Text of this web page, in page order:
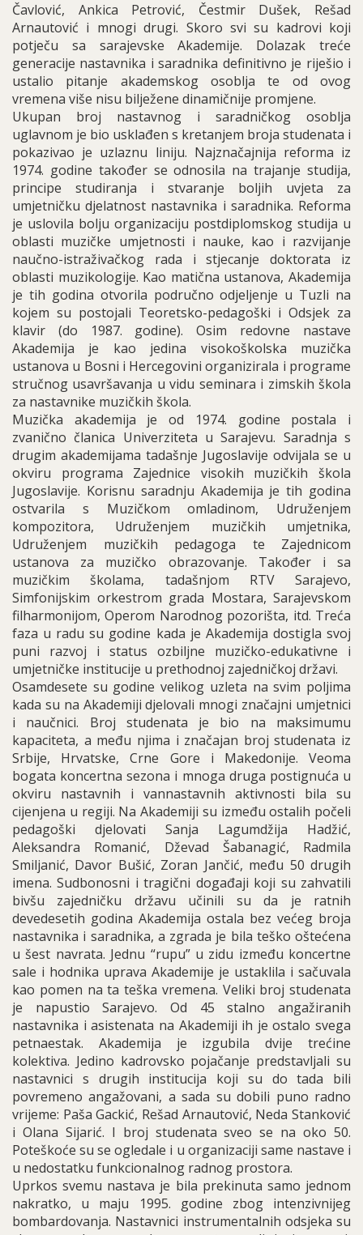
Čavlović, Ankica Petrović, Čestmir Dušek, Rešad
Arnautović i mnogi drugi. Skoro svi su kadrovi koji
potječu sa sarajevske Akademije. Dolazak treće
generacije nastavnika i saradnika definitivno je riješio i
ustalio pitanje akademskog osoblja te od ovog
vremena više nisu bilježene dinamičnije promjene.
Ukupan broj nastavnog i saradničkog osoblja
uglavnom je bio usklađen s kretanjem broja studenata i
pokazivao je uzlaznu liniju. Najznačajnija reforma iz
1974. godine također se odnosila na trajanje studija,
principe studiranja i stvaranje boljih uvjeta za
umjetničku djelatnost nastavnika i saradnika. Reforma
je uslovila bolju organizaciju postdiplomskog studija u
oblasti muzičke umjetnosti i nauke, kao i razvijanje
naučno-istraživačkog rada i stjecanje doktorata iz
oblasti muzikologije. Kao matična ustanova, Akademija
je tih godina otvorila područno odjeljenje u Tuzli na
kojem su postojali Teoretsko-pedagoški i Odsjek za
klavir (do 1987. godine). Osim redovne nastave
Akademija je kao jedina visokoškolska muzička
ustanova u Bosni i Hercegovini organizirala i programe
stručnog usavršavanja u vidu seminara i zimskih škola
za nastavnike muzičkih škola.
Muzička akademija je od 1974. godine postala i
zvanično članica Univerziteta u Sarajevu. Saradnja s
drugim akademijama tadašnje Jugoslavije odvijala se u
okviru programa Zajednice visokih muzičkih škola
Jugoslavije. Korisnu saradnju Akademija je tih godina
ostvarila s Muzičkom omladinom, Udruženjem
kompozitora, Udruženjem muzičkih umjetnika,
Udruženjem muzičkih pedagoga te Zajednicom
ustanova za muzičko obrazovanje. Također i sa
muzičkim školama, tadašnjom RTV Sarajevo,
Simfonijskim orkestrom grada Mostara, Sarajevskom
filharmonijom, Operom Narodnog pozorišta, itd. Treća
faza u radu su godine kada je Akademija dostigla svoj
puni razvoj i status ozbiljne muzičko-edukativne i
umjetničke institucije u prethodnoj zajedničkoj državi.
Osamdesete su godine velikog uzleta na svim poljima
kada su na Akademiji djelovali mnogi značajni umjetnici
i naučnici. Broj studenata je bio na maksimumu
kapaciteta, a među njima i značajan broj studenata iz
Srbije, Hrvatske, Crne Gore i Makedonije. Veoma
bogata koncertna sezona i mnoga druga postignuća u
okviru nastavnih i vannastavnih aktivnosti bila su
cijenjena u regiji. Na Akademiji su između ostalih počeli
pedagoški djelovati Sanja Lagumdžija Hadžić,
Aleksandra Romanić, Dževad Šabanagić, Radmila
Smiljanić, Davor Bušić, Zoran Jančić, među 50 drugih
imena. Sudbonosni i tragični događaji koji su zahvatili
bivšu zajedničku državu učinili su da je ratnih
devedesetih godina Akademija ostala bez većeg broja
nastavnika i saradnika, a zgrada je bila teško oštećena
u šest navrata. Jednu “rupu” u zidu između koncertne
sale i hodnika uprava Akademije je ustaklila i sačuvala
kao pomen na ta teška vremena. Veliki broj studenata
je napustio Sarajevo. Od 45 stalno angažiranih
nastavnika i asistenata na Akademiji ih je ostalo svega
petnaestak. Akademija je izgubila dvije trećine
kolektiva. Jedino kadrovsko pojačanje predstavljali su
nastavnici s drugih institucija koji su do tada bili
povremeno angažovani, a sada su dobili puno radno
vrijeme: Paša Gackić, Rešad Arnautović, Neda Stanković
i Olana Sijarić. I broj studenata sveo se na oko 50.
Poteškoće su se ogledale i u organizaciji same nastave i
u nedostatku funkcionalnog radnog prostora.
Uprkos svemu nastava je bila prekinuta samo jednom
nakratko, u maju 1995. godine zbog intenzivnijeg
bombardovanja. Nastavnici instrumentalnih odsjeka su